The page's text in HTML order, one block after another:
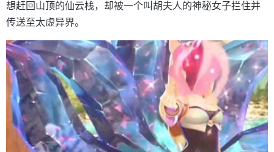
想赶回山顶的仙云栈，却被一个叫胡夫人的神秘女子拦住并
传送至太虚异界。